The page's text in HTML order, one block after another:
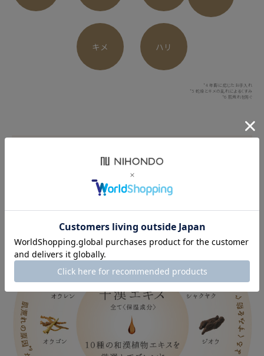
キメ ハリ
*4 年齢に応じたお手入れ
*5 乾燥とキメの乱れによるくすみ
*6 肌荒れを防ぐ
原料をセレクト
和漢植物がもつ特徴を活かす配合